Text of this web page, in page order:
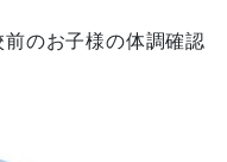
のお子様の体調確認